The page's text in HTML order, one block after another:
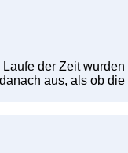
der Zeit
aus, als ob